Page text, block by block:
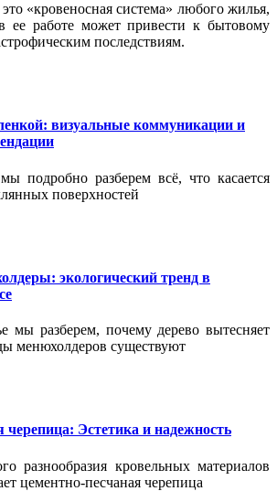
«кровеносная система» любого жилья,
работе может привести к бытовому
последствиям.
визуальные коммуникации и
подробно разберем всё, что касается
поверхностей
экологический тренд в
мы разберем, почему дерево вытесняет
менюхолдеров существуют
черепица: Эстетика и надежность
разнообразия кровельных материалов
цементно-песчаная черепица